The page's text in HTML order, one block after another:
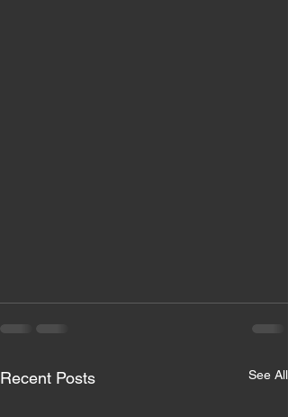
Recent Posts See All